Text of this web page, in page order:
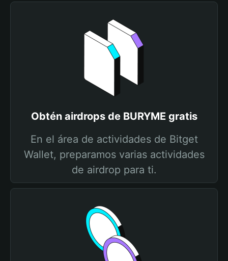
Obtén airdrops de BURYME gratis
En el área de actividades de Bitget
Wallet, preparamos varias actividades
de airdrop para ti.